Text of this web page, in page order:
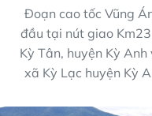
Đoạn cao tốc Vũng
đầu tại nút giao
Kỳ Tân, huyện Kỳ
xã Kỳ Lạc huyện Kỳ